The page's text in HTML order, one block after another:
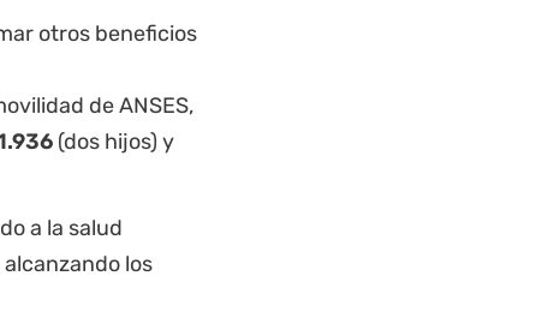
otros beneficios
de ANSES,
(dos hijos) y
a la salud
los